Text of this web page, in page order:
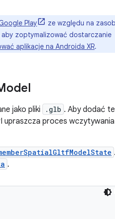
Play
ze względu na
aby zoptymalizować dostarczanie
aplikacje na Androida XR.
jako pliki .glb . Aby dodać te
upraszcza proces wczytywania
.
.